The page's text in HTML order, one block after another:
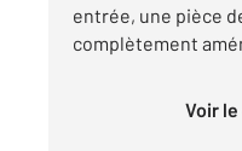
entrée, une pièce
complètement
Voir